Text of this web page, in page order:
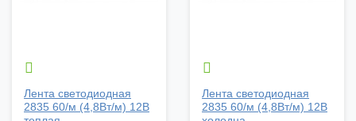

Лента светодиодная
2835 60/м (4,8Вт/м) 12В

Лента светодиодная
2835 60/м (4,8Вт/м) 12В